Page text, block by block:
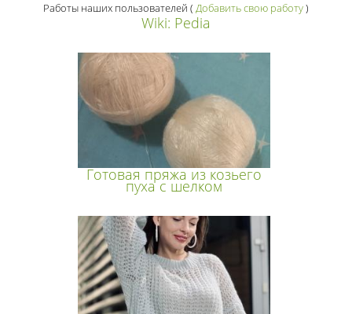
Работы наших пользователей ( Добавить свою работу)
Wiki: Pedia
Готовая пряжа из козьего
пуха с шелком